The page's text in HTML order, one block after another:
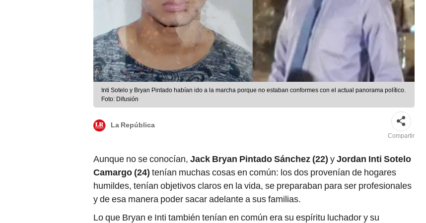
Inti Sotelo y Bryan Pintado habían ido a la marcha porque no estaban conformes con el actual panorama político.
Foto: Difusión
La República
Compartir
Aunque no se conocían, Jack Bryan Pintado Sánchez (22) yJordan Inti Sotelo
Camargo (24) tenían muchas cosas en común: los dos provenían de hogares
humildes, tenían objetivos claros en la vida, se preparaban para ser profesionales
y de esa manera poder sacar adelante a sus familias.
Lo que Bryan e Inti también tenían en común era su espíritu luchador y su